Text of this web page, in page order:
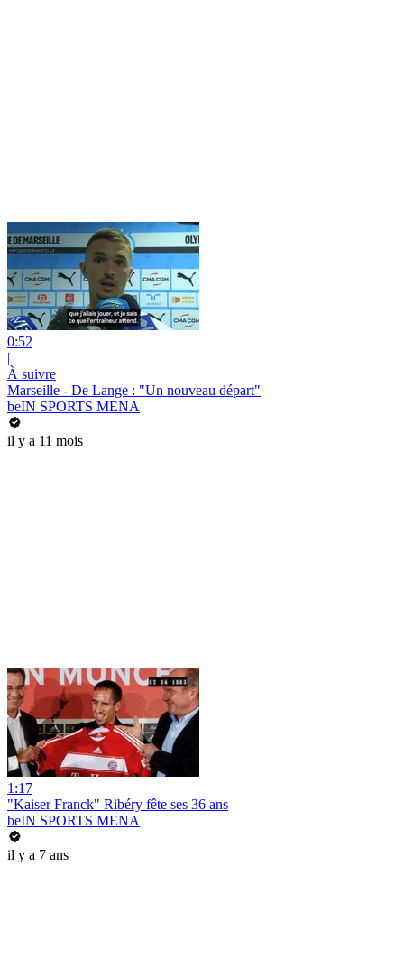
0:52
|
À suivre
Marseille - De Lange : "Un nouveau départ"
beIN SPORTS MENA
il y a 11 mois
1:17
"Kaiser Franck" Ribéry fête ses 36 ans
beIN SPORTS MENA
il y a 7 ans